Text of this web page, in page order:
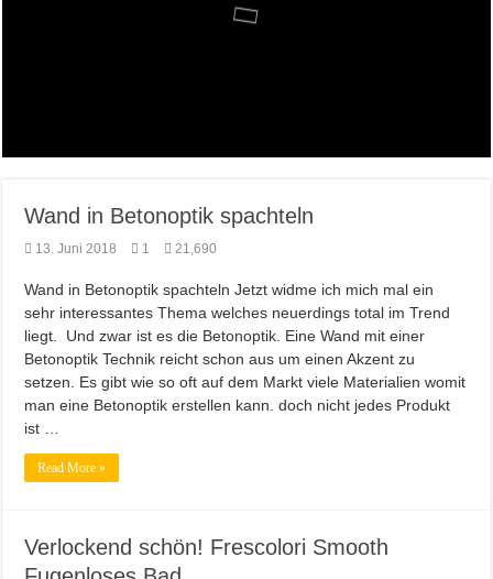
Farb brillianz mit CAPAROL ICONS für Schönbuch
Wand in Betonoptik spachteln
13. Juni 2018 1 21,690
Wand in Betonoptik spachteln Jetzt widme ich mich mal ein
sehr interessantes Thema welches neuerdings total im Trend
liegt. Und zwar ist es die Betonoptik. Eine Wand mit einer
Betonoptik Technik reicht schon aus um einen Akzent zu
setzen. Es gibt wie so oft auf dem Markt viele Materialien womit
man eine Betonoptik erstellen kann. doch nicht jedes Produkt
ist …
Read More »
Verlockend schön! Frescolori Smooth